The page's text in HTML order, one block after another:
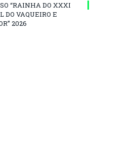
“RAINHA DO XXXI
DO VAQUEIRO E
2026